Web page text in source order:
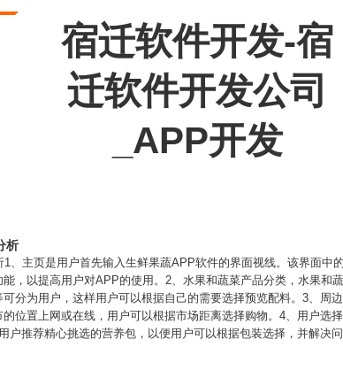
宿迁软件开发-宿
迁软件开发公司
_APP开发
析
、主页是用户首先输入生鲜果蔬APP软件的界面视线。该界面中
，以提高用户对APP的使用。2、水果和蔬菜产品分类，水果和
分为用户，这样用户可以根据自己的需要选择预览配料。3、周
位置上网或在线，用户可以根据市场距离选择购物。4、用户选
户推荐精心挑选的营养包，以便用户可以根据包装选择，并解决问